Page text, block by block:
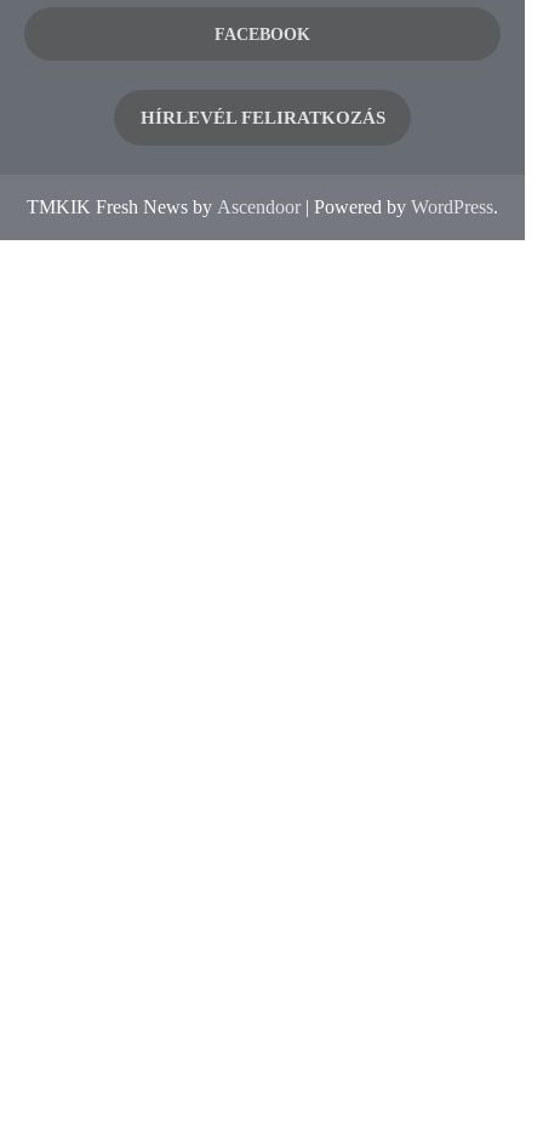
FACEBOOK
HÍRLEVÉL FELIRATKOZÁS
TMKIK Fresh News by Ascendoor | Powered by WordPress.